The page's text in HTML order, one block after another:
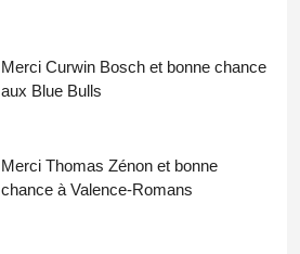
Merci Curwin Bosch et bonne chance
aux Blue Bulls
Merci Thomas Zénon et bonne
chance à Valence-Romans